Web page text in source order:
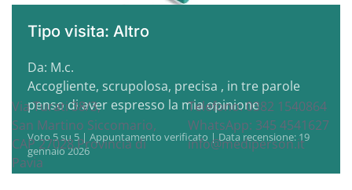
Tipo visita: Altro
Da: M.c.
Accogliente, scrupolosa, precisa , in tre parole
penso di aver espresso la mia opinione
Voto 5 su 5 | Appuntamento verificato | Data recensione: 19
gennaio 2026
Sede operativa
Via Turati 38/3,
San Martino Siccomario,
CAP 27028,Provincia di
Pavia
Telefono: 0382 1540864
WhatsApp: 345 4541627
info@mediperson.it